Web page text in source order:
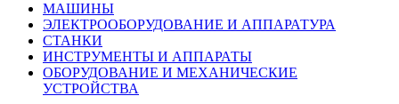
МАШИНЫ
ЭЛЕКТРООБОРУДОВАНИЕ И АППАРАТУРА
СТАНКИ
ИНСТРУМЕНТЫ И АППАРАТЫ
ОБОРУДОВАНИЕ И МЕХАНИЧЕСКИЕ
УСТРОЙСТВА